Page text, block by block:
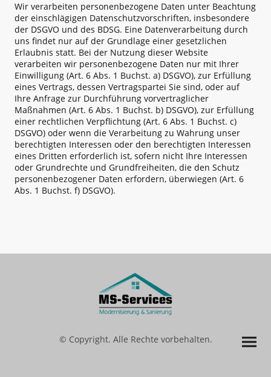
Wir verarbeiten personenbezogene Daten unter Beachtung
der einschlägigen Datenschutzvorschriften, insbesondere
der DSGVO und des BDSG. Eine Datenverarbeitung durch
uns findet nur auf der Grundlage einer gesetzlichen
Erlaubnis statt. Bei der Nutzung dieser Website
verarbeiten wir personenbezogene Daten nur mit Ihrer
Einwilligung (Art. 6 Abs. 1 Buchst. a) DSGVO), zur Erfüllung
eines Vertrags, dessen Vertragspartei Sie sind, oder auf
Ihre Anfrage zur Durchführung vorvertraglicher
Maßnahmen (Art. 6 Abs. 1 Buchst. b) DSGVO), zur Erfüllung
einer rechtlichen Verpflichtung (Art. 6 Abs. 1 Buchst. c)
DSGVO) oder wenn die Verarbeitung zu Wahrung unser
berechtigten Interessen oder den berechtigten Interessen
eines Dritten erforderlich ist, sofern nicht Ihre Interessen
oder Grundrechte und Grundfreiheiten, die den Schutz
personenbezogener Daten erfordern, überwiegen (Art. 6
Abs. 1 Buchst. f) DSGVO).
© Copyright. Alle Rechte vorbehalten.